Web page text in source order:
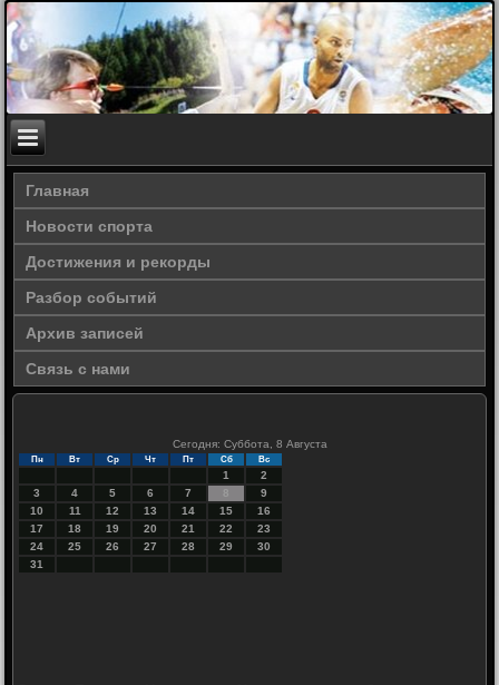
Главная
Новости спорта
Достижения и рекорды
Разбор событий
Архив записей
Связь с нами
Сегодня: Суббота, 8 Августа
Пн Вт Ср Чт Пт Сб Вс
1
2
3
4 5 6 7 8
9
10
11 12 13 14 15
16
17
18 19 20 21 22
23
24
25 26 27 28 29
30
31